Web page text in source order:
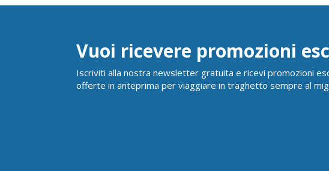
Vuoi ricevere promozioni
Iscriviti alla nostra newsletter gratuita e ricevi promozioni
offerte in anteprima per viaggiare in traghetto sempre al